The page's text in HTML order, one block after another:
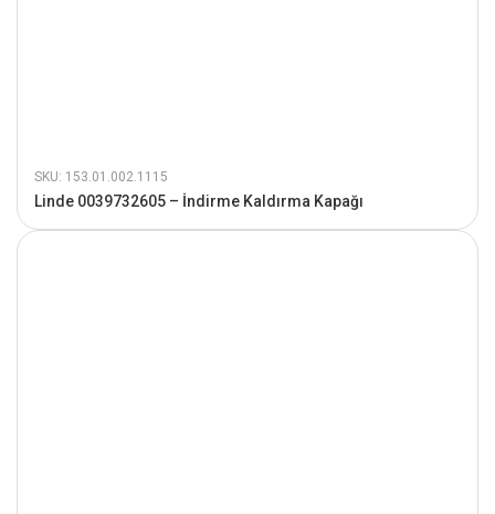
SKU: 153.01.002.1115
Linde 0039732605 – İndirme Kaldırma Kapağı